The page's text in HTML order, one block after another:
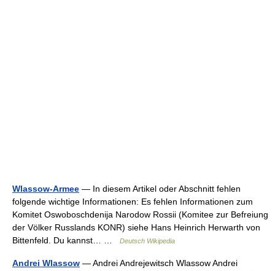
Wlassow-Armee — In diesem Artikel oder Abschnitt fehlen
folgende wichtige Informationen: Es fehlen Informationen zum
Komitet Oswoboschdenija Narodow Rossii (Komitee zur Befreiung
der Völker Russlands KONR) siehe Hans Heinrich Herwarth von
Bittenfeld. Du kannst… …
Deutsch Wikipedia
Andrei Wlassow — Andrei Andrejewitsch Wlassow Andrei